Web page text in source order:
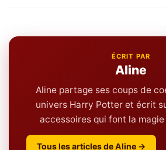
ÉCRIT PAR
Aline
Aline partage ses coups de
univers Harry Potter et écrit
accessoires qui font la
Tous les articles de Aline →